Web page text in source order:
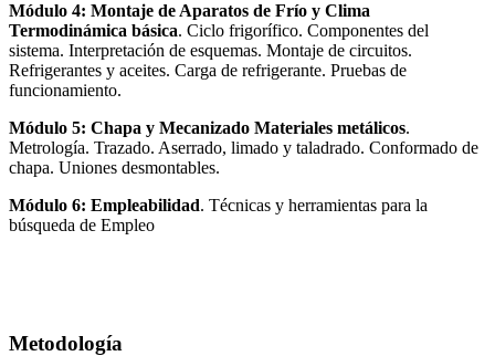
Módulo 4: Montaje de Aparatos de Frío y Clima
Termodinámica básica. Ciclo frigorífico. Componentes del
sistema. Interpretación de esquemas. Montaje de circuitos.
Refrigerantes y aceites. Carga de refrigerante. Pruebas de
funcionamiento.
Módulo 5: Chapa y Mecanizado Materiales metálicos.
Metrología. Trazado. Aserrado, limado y taladrado. Conformado de
chapa. Uniones desmontables.
Módulo 6: Empleabilidad. Técnicas y herramientas para la
búsqueda de Empleo
Metodología